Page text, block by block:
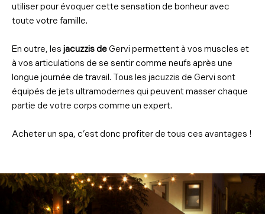
utiliser pour évoquer cette sensation de bonheur avec
toute votre famille.
En outre, les jacuzzis deGervi permettent à vos muscles et
à vos articulations de se sentir comme neufs après une
longue journée de travail. Tous les jacuzzis de Gervi sont
équipés de jets ultramodernes qui peuvent masser chaque
partie de votre corps comme un expert.
Acheter un spa, c’est donc profiter de tous ces avantages !